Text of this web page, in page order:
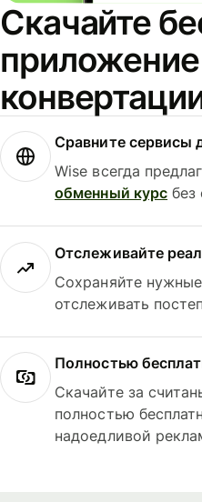
Скачайте
Сравните сервисы
Wise всегда
обменный курс без
Отслеживайте
Сохраняйте
отслеживать
Полностью
Скачайте за
полностью
надоедливой